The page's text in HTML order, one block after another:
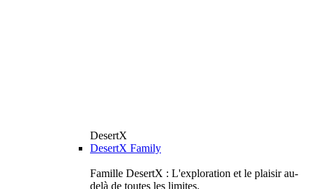
DesertX
DesertX Family
Famille DesertX : L'exploration et le plaisir au-
delà de toutes les limites.